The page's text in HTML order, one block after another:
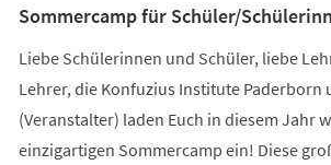
Sommercamp für Schüler/
Liebe Schülerinnen und Schüler, liebe
Lehrer, die Konfuzius Institute Paderborn
(Veranstalter) laden Euch in diesem Jahr
einzigartigen Sommercamp ein! Diese